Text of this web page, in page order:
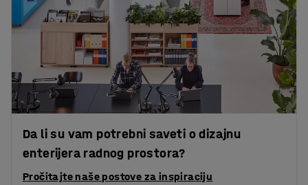
Da li su vam potrebni saveti o dizajnu
enterijera radnog prostora?
Pročitajte naše postove za inspiraciju